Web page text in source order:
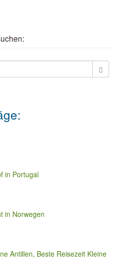
in Portugal
in Norwegen
Antillen, Beste Reisezeit Kleine